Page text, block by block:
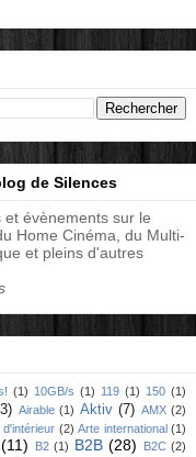
de Silences
et évènements sur le
Home Cinéma, du Multi-
et pleins d'autres
(1) 10GB/s (1) 119 (1) 150 (1)
Airable (1) Aktiv (7) AMX (2)
(2) Arte international (1)
(11) B2 (1) B2B (28) B2C (2)